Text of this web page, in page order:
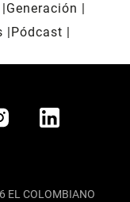
Generación
Pódcast
EL COLOMBIANO